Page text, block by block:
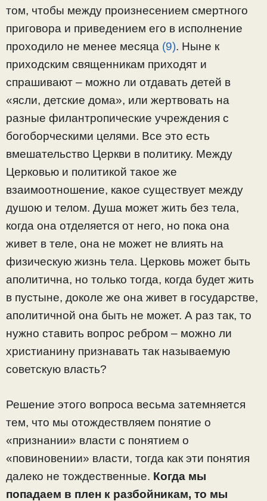
том, чтобы между произнесением смертного
приговора и приведением его в исполнение
проходило не менее месяца (9). Ныне к
приходским священникам приходят и
спрашивают – можно ли отдавать детей в
«ясли, детские дома», или жертвовать на
разные филантропические учреждения с
богоборческими целями. Все это есть
вмешательство Церкви в политику. Между
Церковью и политикой такое же
взаимоотношение, какое существует между
душою и телом. Душа может жить без тела,
когда она отделяется от него, но пока она
живет в теле, она не может не влиять на
физическую жизнь тела. Церковь может быть
аполитична, но только тогда, когда будет жить
в пустыне, доколе же она живет в государстве,
аполитичной она быть не может. А раз так, то
нужно ставить вопрос ребром – можно ли
христианину признавать так называемую
советскую власть?
Решение этого вопроса весьма затемняется
тем, что мы отождествляем понятие о
«признании» власти с понятием о
«повиновении» власти, тогда как эти понятия
далеко не тождественные. Когда мы
попадаем в плен к разбойникам, то мы